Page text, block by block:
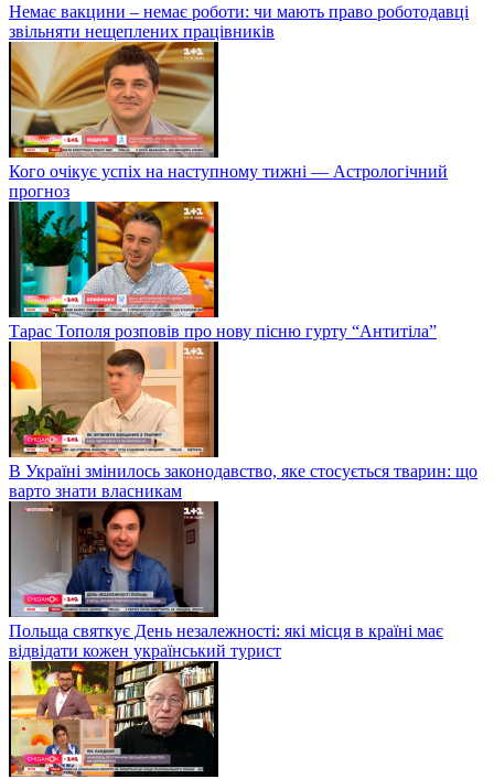
Немає вакцини – немає роботи: чи мають право роботодавці
звільняти нещеплених працівників
Кого очікує успіх на наступному тижні — Астрологічний
прогноз
Тарас Тополя розповів про нову пісню гурту “Антитіла”
В Україні змінилось законодавство, яке стосується тварин: що
варто знати власникам
Польща святкує День незалежності: які місця в країні має
відвідати кожен український турист